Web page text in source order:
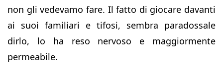
non gli vedevamo fare. Il fatto di giocare davanti
ai suoi familiari e tifosi, sembra paradossale
dirlo, lo ha reso nervoso e maggiormente
permeabile.